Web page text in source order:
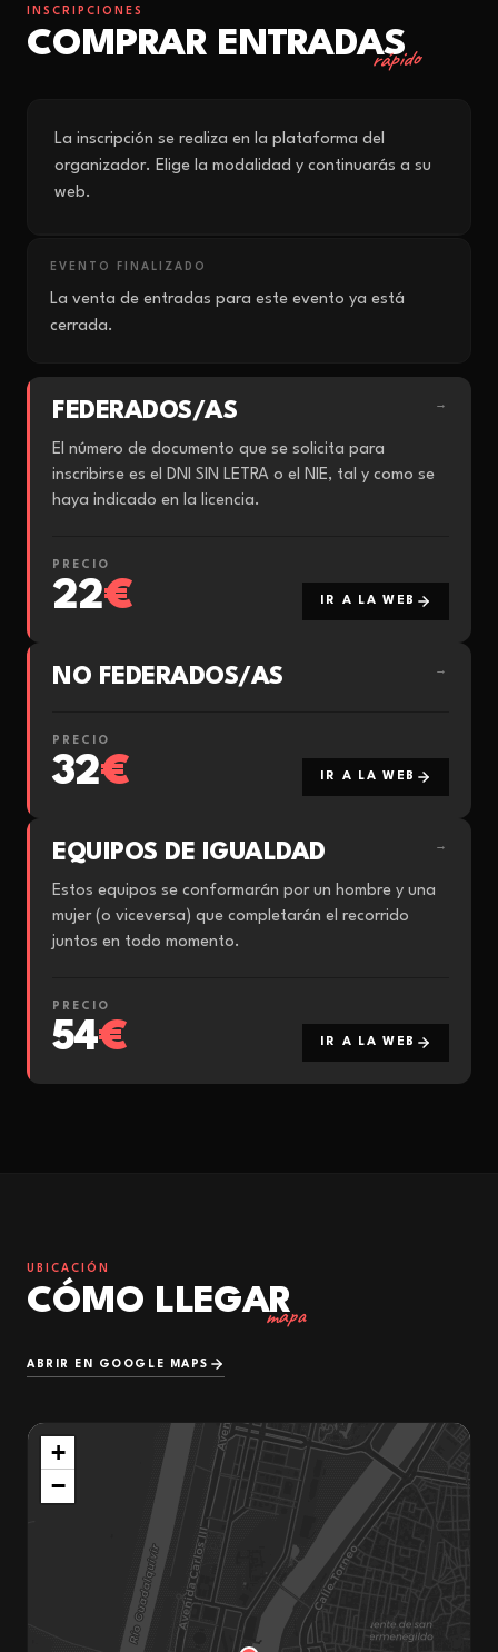
INSCRIPCIONES
COMPRAR ENTRADAS
rápido
La inscripción se realiza en la plataforma del
organizador. Elige la modalidad y continuarás a su
web.
EVENTO FINALIZADO
La venta de entradas para este evento ya está
cerrada.
FEDERADOS/AS →
El número de documento que se solicita para
inscribirse es el DNI SIN LETRA o el NIE, tal y como se
haya indicado en la licencia.
PRECIO
22€ IR A LA WEB
NO FEDERADOS/AS →
PRECIO
32€ IR A LA WEB
EQUIPOS DE IGUALDAD →
Estos equipos se conformarán por un hombre y una
mujer (o viceversa) que completarán el recorrido
juntos en todo momento.
PRECIO
54€ IR A LA WEB
UBICACIÓN
CÓMO LLEGAR
mapa
ABRIR EN GOOGLE MAPS
+
−